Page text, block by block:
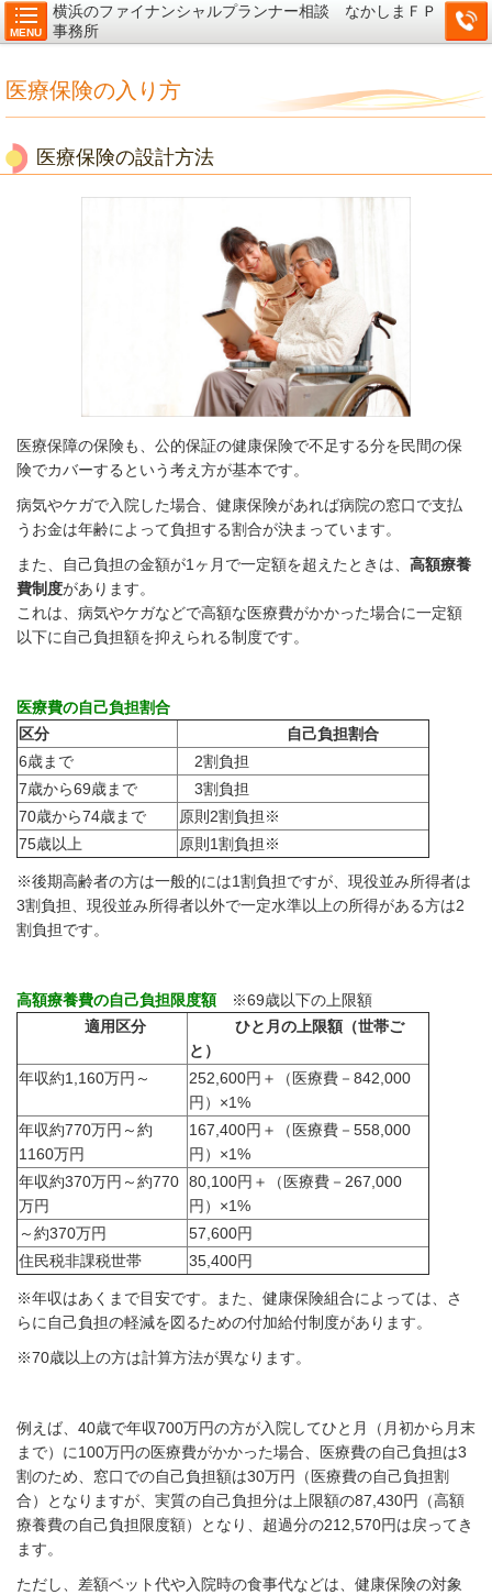
MENU
横浜のファイナンシャルプランナー相談 なかしまＦＰ
事務所
医療保険の入り方
医療保険の設計方法
医療保障の保険も、公的保証の健康保険で不足する分を民間の保
険でカバーするという考え方が基本です。
病気やケガで入院した場合、健康保険があれば病院の窓口で支払
うお金は年齢によって負担する割合が決まっています。
また、自己負担の金額が1ヶ月で一定額を超えたときは、 高額療養
費制度があります。
これは、病気やケガなどで高額な医療費がかかった場合に一定額
以下に自己負担額を抑えられる制度です。
医療費の自己負担割合
区分
自己負担割合
6歳まで
2割負担
7歳から69歳まで
3割負担
70歳から74歳まで
原則2割負担※
75歳以上
原則1割負担※
※後期高齢者の方は一般的には1割負担ですが、現役並み所得者は
3割負担、現役並み所得者以外で一定水準以上の所得がある方は2
割負担です。
高額療養費の自己負担限度額
※69歳以下の上限額
適用区分
ひと月の上限額（世帯ご
と）
年収約1,160万円～
252,600円＋（医療費－842,000
円）×1%
年収約770万円～約
1160万円
167,400円＋（医療費－558,000
円）×1%
年収約370万円～約770
万円
80,100円＋（医療費－267,000
円）×1%
～約370万円
57,600円
住民税非課税世帯
35,400円
※年収はあくまで目安です。また、健康保険組合によっては、さ
らに自己負担の軽減を図るための付加給付制度があります。
※70歳以上の方は計算方法が異なります。
例えば、40歳で年収700万円の方が入院してひと月（月初から月末
まで）に100万円の医療費がかかった場合、
医療費の自己負担は3
割のため、窓口での自己負担額は30万円（医療費の自己負担割
合）となりますが、 実質の自己負担分は上限額の87,430円
（高額
療養費の自己負担限度額）となり、超過分の212,570円は戻ってき
ます。
ただし、差額ベット代や入院時の食事代などは、健康保険の対象